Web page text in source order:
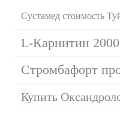
Сустамед стоимость
L-Карнитин
Стромбафорт
Купить